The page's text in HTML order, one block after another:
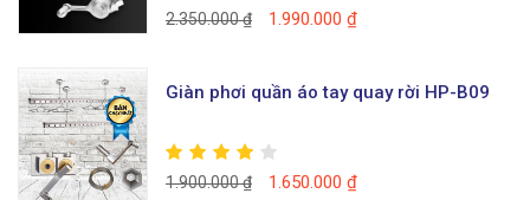
2.350.000₫ 1.990.000 ₫
Giàn phơi quần áo tay quay rời HP-B09
1.900.000₫ 1.650.000 ₫